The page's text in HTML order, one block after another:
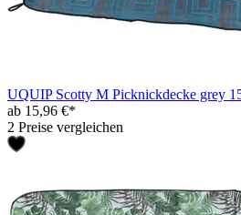
UQUIP Scotty M Picknickdecke grey
ab 15,96 €*
2 Preise vergleichen